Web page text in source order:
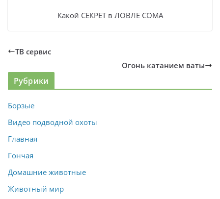
Какой СЕКРЕТ в ЛОВЛЕ СОМА
ТВ сервис
Огонь катанием ваты
Рубрики
Борзые
Видео подводной охоты
Главная
Гончая
Домашние животные
Животный мир